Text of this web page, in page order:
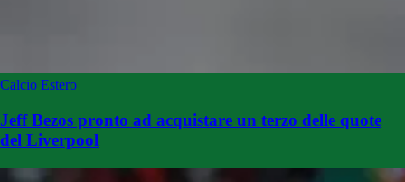
Calcio Estero
Jeff Bezos pronto ad acquistare un terzo delle quote
del Liverpool